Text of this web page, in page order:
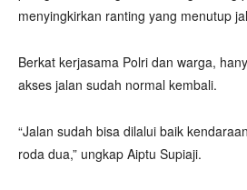
menyingkirkan ranting yang menutup
Berkat kerjasama Polri dan warga,
akses jalan sudah normal kembali.
“Jalan sudah bisa dilalui baik
roda dua,” ungkap Aiptu Supiaji.